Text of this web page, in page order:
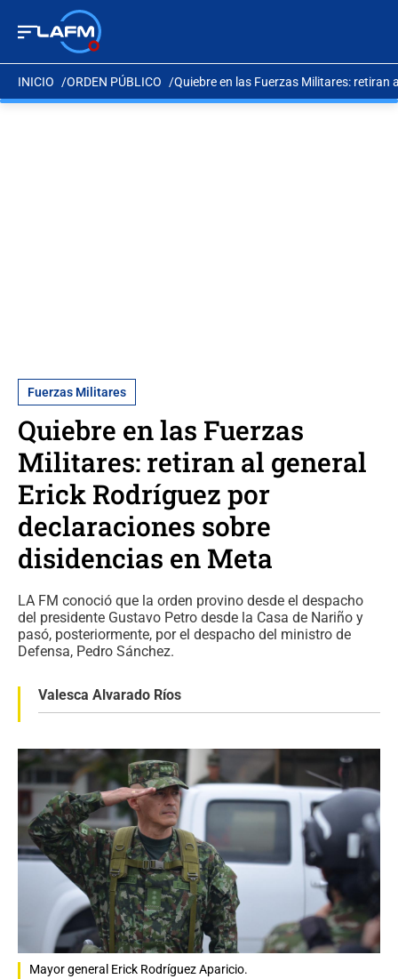
INICIO ORDEN PÚBLICO Quiebre en las Fuerzas Militares: retiran
Fuerzas Militares
Quiebre en las Fuerzas
Militares: retiran al general
Erick Rodríguez por
declaraciones sobre
disidencias en Meta
LA FM conoció que la orden provino desde el despacho
del presidente Gustavo Petro desde la Casa de Nariño y
pasó, posteriormente, por el despacho del ministro de
Defensa, Pedro Sánchez.
Valesca Alvarado Ríos
Mayor general Erick Rodríguez Aparicio.